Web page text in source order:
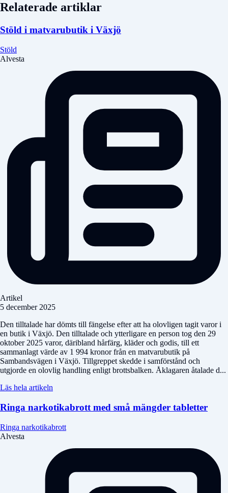
Relaterade artiklar
Stöld i matvarubutik i Växjö
Stöld
Alvesta
Artikel
5 december 2025
Den tilltalade har dömts till fängelse efter att ha olovligen tagit varor i
en butik i Växjö. Den tilltalade och ytterligare en person tog den 29
oktober 2025 varor, däribland hårfärg, kläder och godis, till ett
sammanlagt värde av 1 994 kronor från en matvarubutik på
Sambandsvägen i Växjö. Tillgreppet skedde i samförstånd och
utgjorde en olovlig handling enligt brottsbalken. Åklagaren åtalade d...
Läs hela artikeln
Ringa narkotikabrott med små mängder tabletter
Ringa narkotikabrott
Alvesta